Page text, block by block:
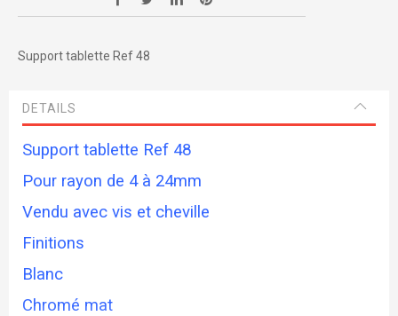
Support tablette Ref 48
DETAILS
Support tablette Ref 48
Pour rayon de 4 à 24mm
Vendu avec vis et cheville
Finitions
Blanc
Chromé mat